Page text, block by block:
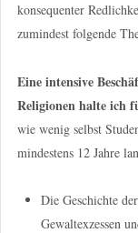
konsequenter
zumindest folgende
Eine intensive
Religionen halte ich
wie wenig selbst
mindestens 12 Jahre
Die Geschichte
Gewaltexzessen